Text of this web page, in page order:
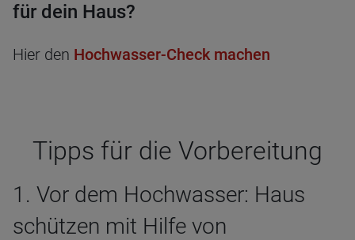
für dein Haus?
Hier den Hochwasser-Check machen
Tipps für die Vor­be­rei­tung
1. Vor dem Hochwasser: Haus
schützen mit Hilfe von